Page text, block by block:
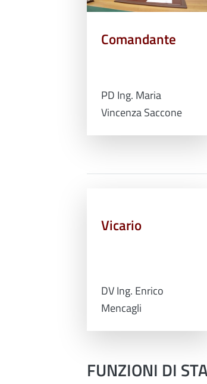
Comandante
PD Ing. Maria
Vincenza Saccone
Vicario
DV Ing. Enrico
Mencagli
FUNZIONI DI